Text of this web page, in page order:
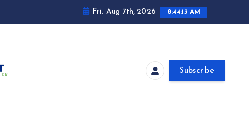
Fri. Aug 7th, 2026 8:44:14 AM
Subscribe